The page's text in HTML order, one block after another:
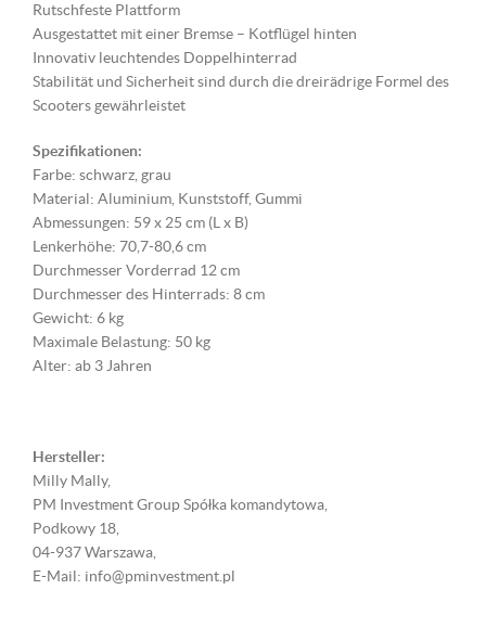
Rutschfeste Plattform
Ausgestattet mit einer Bremse – Kotflügel hinten
Innovativ leuchtendes Doppelhinterrad
Stabilität und Sicherheit sind durch die dreirädrige Formel des
Scooters gewährleistet
Spezifikationen:
Farbe: schwarz, grau
Material: Aluminium, Kunststoff, Gummi
Abmessungen: 59 x 25 cm (L x B)
Lenkerhöhe: 70,7-80,6 cm
Durchmesser Vorderrad 12 cm
Durchmesser des Hinterrads: 8 cm
Gewicht: 6 kg
Maximale Belastung: 50 kg
Alter: ab 3 Jahren
Hersteller:
Milly Mally,
PM Investment Group Spółka komandytowa,
Podkowy 18,
04-937 Warszawa,
E-Mail: info@pminvestment.pl